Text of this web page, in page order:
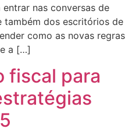
nas conversas de
também dos escritórios de
como as novas regras
a […]
fiscal para